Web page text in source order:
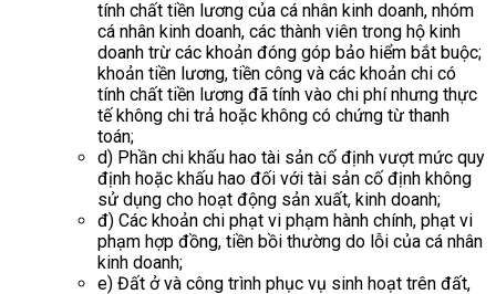
tính chất tiền lương của cá nhân kinh doanh, nhóm
cá nhân kinh doanh, các thành viên trong hộ kinh
doanh trừ các khoản đóng góp bảo hiểm bắt buộc;
khoản tiền lương, tiền công và các khoản chi có
tính chất tiền lương đã tính vào chi phí nhưng thực
tế không chi trả hoặc không có chứng từ thanh
toán;
d) Phần chi khấu hao tài sản cố định vượt mức quy
định hoặc khấu hao đối với tài sản cố định không
sử dụng cho hoạt động sản xuất, kinh doanh;
đ) Các khoản chi phạt vi phạm hành chính, phạt vi
phạm hợp đồng, tiền bồi thường do lỗi của cá nhân
kinh doanh;
e) Đất ở và công trình phục vụ sinh hoạt trên đất,